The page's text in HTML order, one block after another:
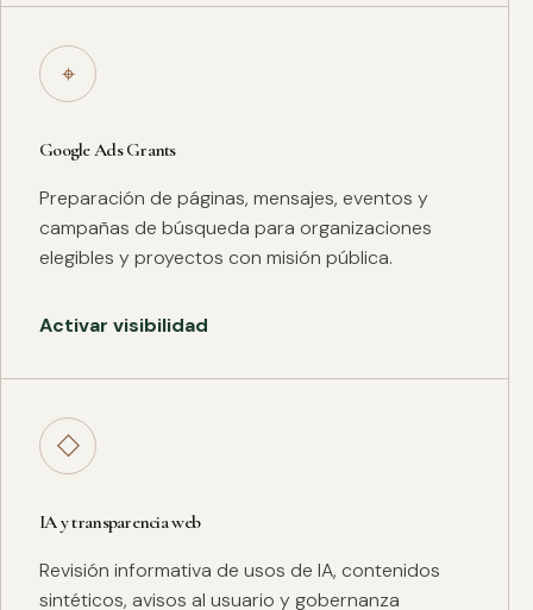
⌖
Google Ads Grants
Preparación de páginas, mensajes, eventos y
campañas de búsqueda para organizaciones
elegibles y proyectos con misión pública.
Activar visibilidad
◇
IA y transparencia web
Revisión informativa de usos de IA, contenidos
sintéticos, avisos al usuario y gobernanza